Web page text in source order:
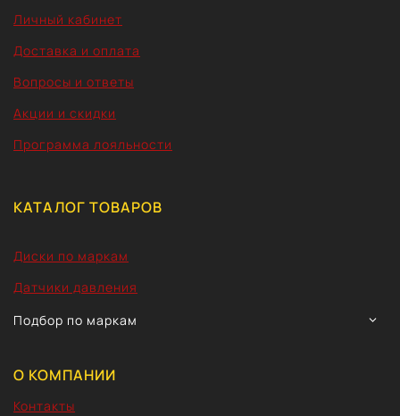
Личный кабинет
Доставка и оплата
Вопросы и ответы
Акции и скидки
Программа лояльности
КАТАЛОГ ТОВАРОВ
Диски по маркам
Датчики давления
Подбор по маркам
О КОМПАНИИ
Контакты